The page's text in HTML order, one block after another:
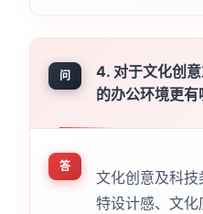
问
4. 对于文化创
的办公环境更有
答
文化创意及科
特设计感、文